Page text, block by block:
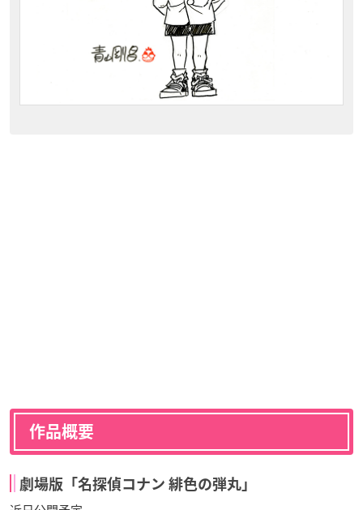
作品概要
劇場版「名探偵コナン 緋色の弾丸」